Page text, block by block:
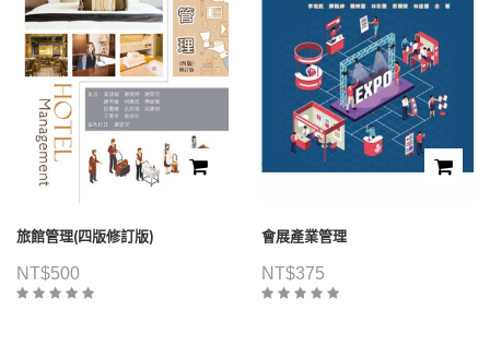
旅館管理(四版修訂版)
NT$500
會展產業管理
NT$375